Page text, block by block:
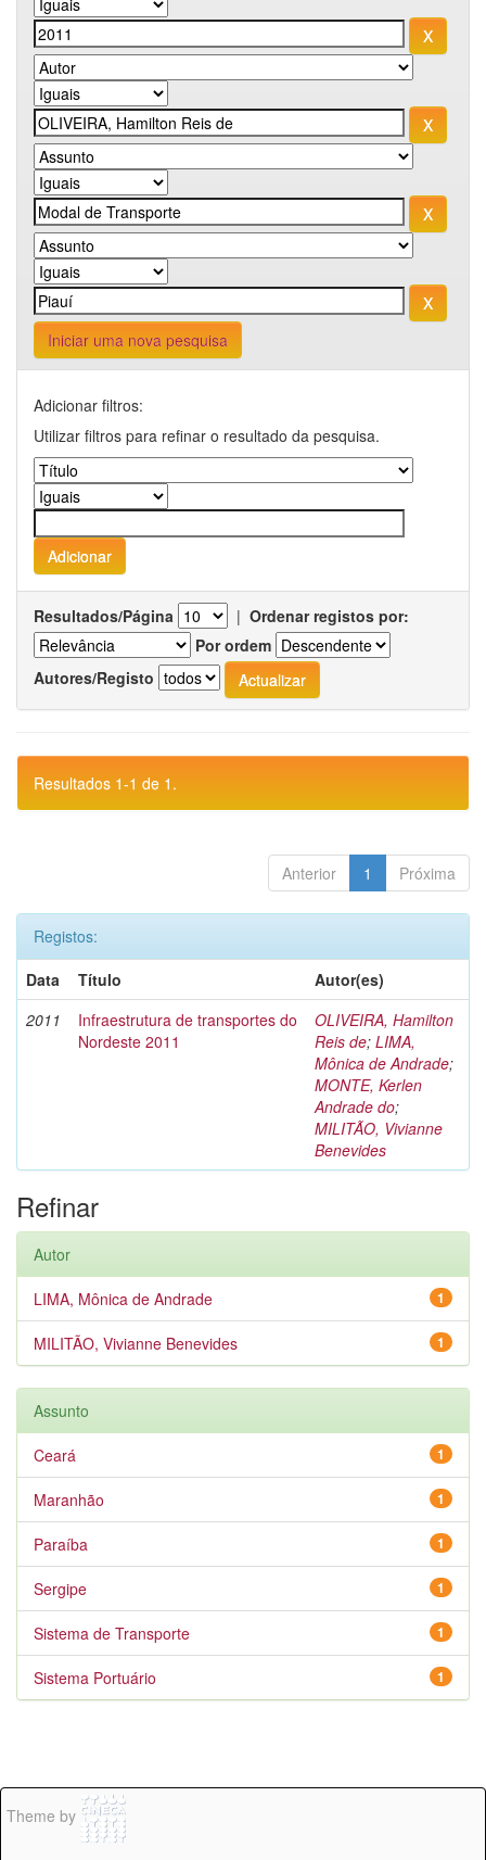
Iniciar uma nova pesquisa
Adicionar filtros:
Utilizar filtros para refinar o resultado da pesquisa.
Resultados/Página | Ordenar registos por:
Por ordem
Autores/Registo
Resultados 1-1 de 1.
Anterior 1 Próxima
Registos:
Data
Título
Autor(es)
2011
Infraestrutura de transportes do
Nordeste 2011
OLIVEIRA, Hamilton
Reis de; LIMA,
Mônica de Andrade;
MONTE, Kerlen
Andrade do;
MILITÃO, Vivianne
Benevides
Refinar
Autor
1
LIMA, Mônica de Andrade
1
MILITÃO, Vivianne Benevides
Assunto
1
Ceará
1
Maranhão
1
Paraíba
1
Sergipe
1
Sistema de Transporte
1
Sistema Portuário
Theme by